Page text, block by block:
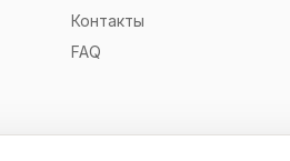
Контакты
FAQ